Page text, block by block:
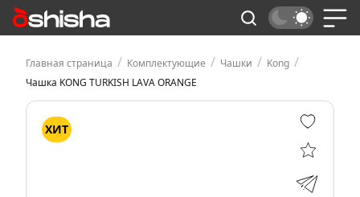
Главная страница / Комплектующие / Чашки / Kong /
Чашка KONG TURKISH LAVA ORANGE
ХИТ